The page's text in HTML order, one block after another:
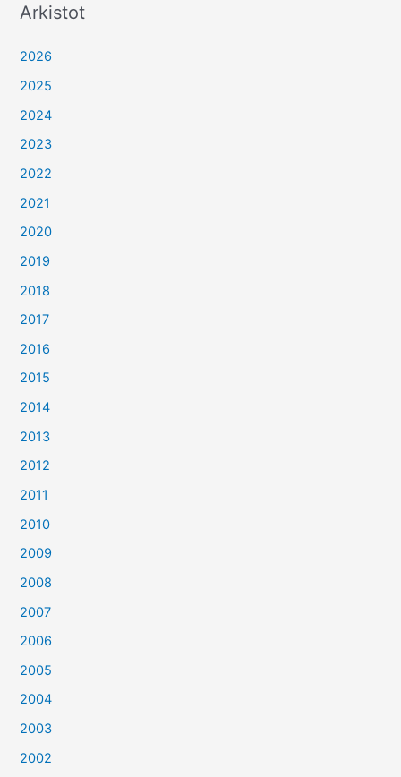
Arkistot
2026
2025
2024
2023
2022
2021
2020
2019
2018
2017
2016
2015
2014
2013
2012
2011
2010
2009
2008
2007
2006
2005
2004
2003
2002